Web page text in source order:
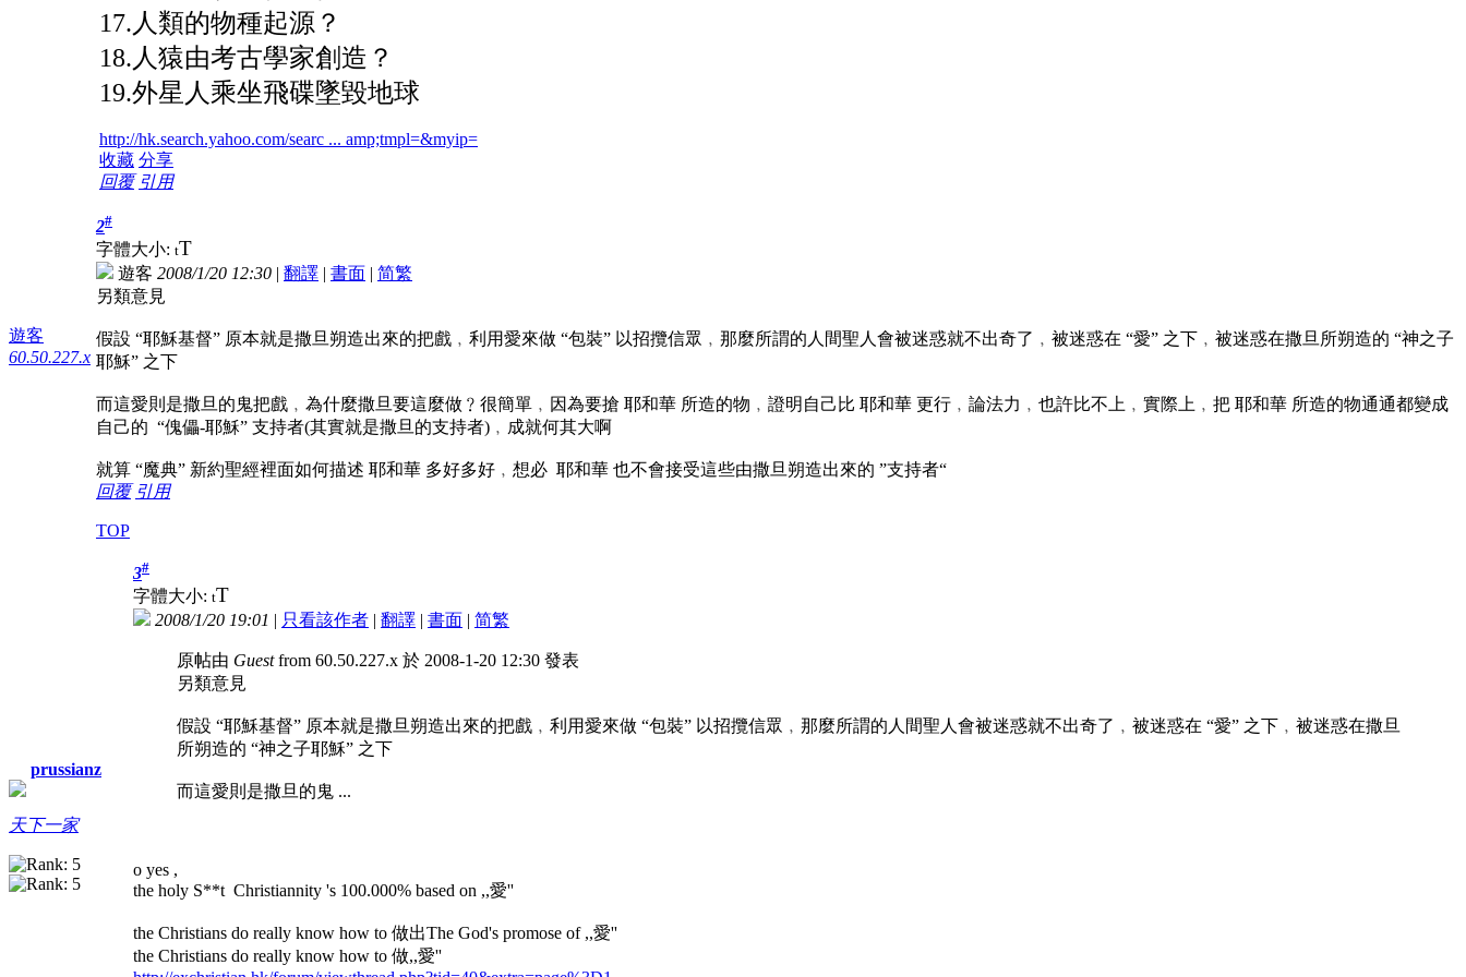
17.人類的物種起源？
18.人猿由考古學家創造？
19.外星人乘坐飛碟墜毀地球
http://hk.search.yahoo.com/searc ... amp;tmpl=&myip=
收藏 分享
回覆 引用
遊客
60.50.227.x
2#
字體大小: tT
遊客 2008/1/20 12:30 | 翻譯 | 書面 | 简繁
另類意見
假設 “耶穌基督” 原本就是撒旦朔造出來的把戲﹐利用愛來做 “包裝” 以招攬信眾﹐那麼所謂的人間聖人會被迷惑就不出奇了﹐被迷惑在 “愛” 之下﹐被迷惑在撒旦所朔造的 “神之子
耶穌” 之下
而這愛則是撒旦的鬼把戲﹐為什麼撒旦要這麼做﹖很簡單﹐因為要搶 耶和華 所造的物﹐證明自己比 耶和華 更行﹐論法力﹐也許比不上﹐實際上﹐把 耶和華 所造的物通通都變成
自己的 “傀儡-耶穌” 支持者(其實就是撒旦的支持者)﹐成就何其大啊
就算 “魔典” 新約聖經裡面如何描述 耶和華 多好多好﹐想必 耶和華 也不會接受這些由撒旦朔造出來的 ”支持者“
回覆 引用
TOP
prussianz
天下一家
3#
字體大小: tT
2008/1/20 19:01 | 只看該作者 | 翻譯 | 書面 | 简繁
原帖由 Guestfrom 60.50.227.x 於 2008-1-20 12:30 發表
另類意見
假設 “耶穌基督” 原本就是撒旦朔造出來的把戲﹐利用愛來做 “包裝” 以招攬信眾﹐那麼所謂的人間聖人會被迷惑就不出奇了﹐被迷惑在 “愛” 之下﹐被迷惑在撒旦
所朔造的 “神之子耶穌” 之下
而這愛則是撒旦的鬼 ...
o yes ,
the holy S**t Christiannity 's 100.000% based on ,,愛''
the Christians do really know how to 做出The God's promose of ,,愛''
the Christians do really know how to 做,,愛''